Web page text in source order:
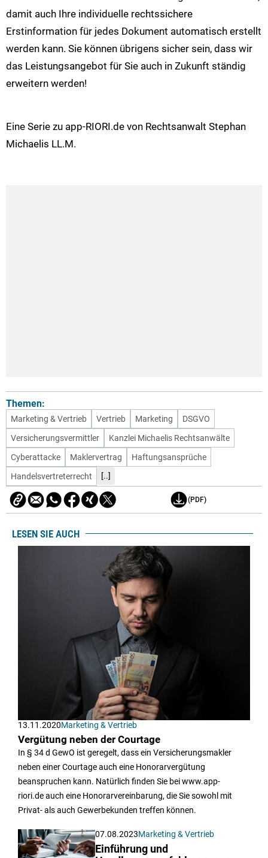
damit auch Ihre individuelle rechtssichere
Erstinformation für jedes Dokument automatisch erstellt
werden kann. Sie können übrigens sicher sein, dass wir
das Leistungsangebot für Sie auch in Zukunft ständig
erweitern werden!
Eine Serie zu app-RIORI.de von Rechtsanwalt Stephan
Michaelis LL.M.
Themen:
Marketing & Vertrieb Vertrieb Marketing
DSGVO
Versicherungsvermittler
Kanzlei Michaelis Rechtsanwälte
Cyberattacke
Maklervertrag
Haftungsansprüche
Handelsvertreterrecht
[..]
(PDF)
LESEN SIE AUCH
13.11.2020Marketing & Vertrieb
Vergütung neben der Courtage
In § 34 d GewO ist geregelt, dass ein Versicherungsmakler
neben einer Courtage auch eine Honorarvergütung
beanspruchen kann. Natürlich finden Sie bei www.app-
riori.de auch eine Honorarvereinbarung, die Sie sowohl mit
Privat- als auch Gewerbekunden treffen können.
07.08.2023Marketing & Vertrieb
Einführung und